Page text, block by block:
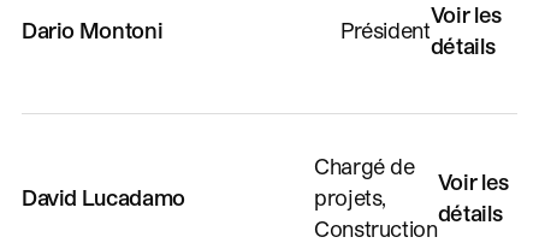
Dario Montoni Président
Voir les
détails
David Lucadamo
Chargé de
projets,
Construction
Voir les
détails